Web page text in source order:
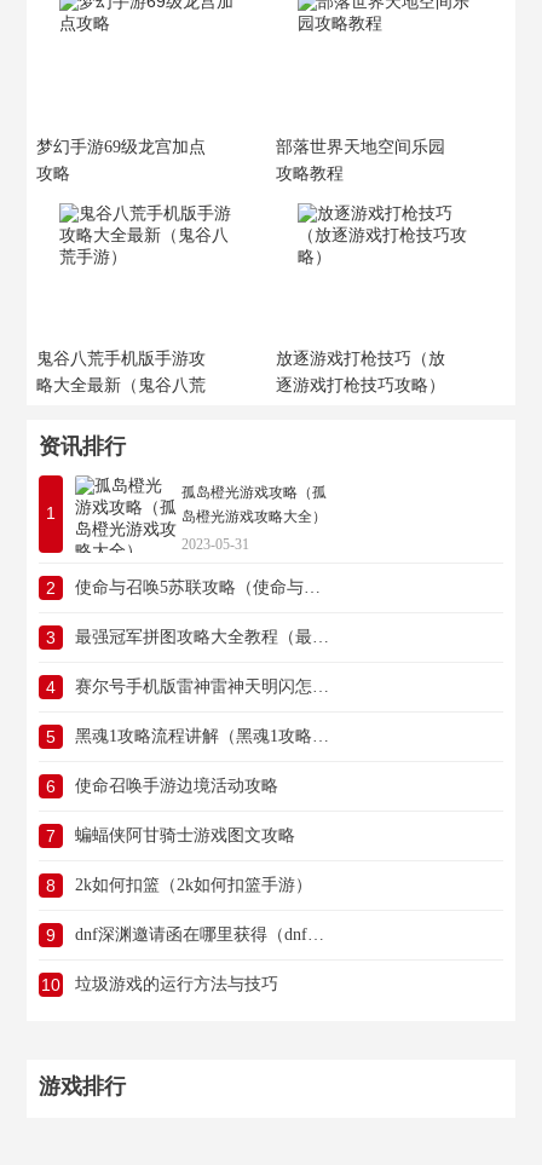
梦幻手游69级龙宫加点
攻略
部落世界天地空间乐园
攻略教程
鬼谷八荒手机版手游攻
略大全最新（鬼谷八荒
放逐游戏打枪技巧（放
逐游戏打枪技巧攻略）
资讯排行
1
孤岛橙光游戏攻略（孤
岛橙光游戏攻略大全）
2023-05-31
2 使命与召唤5苏联攻略（使命与召唤5苏联攻略图文）
3 最强冠军拼图攻略大全教程（最强冠军拼图攻略大全教程视频）
4 赛尔号手机版雷神雷神天明闪怎么打（赛尔号手游雷神天明闪怎么打）
5 黑魂1攻略流程讲解（黑魂1攻略流程讲解图）
6 使命召唤手游边境活动攻略
7 蝙蝠侠阿甘骑士游戏图文攻略
8 2k如何扣篮（2k如何扣篮手游）
9 dnf深渊邀请函在哪里获得（dnf深渊邀请函在哪里获得的）
10 垃圾游戏的运行方法与技巧
游戏排行